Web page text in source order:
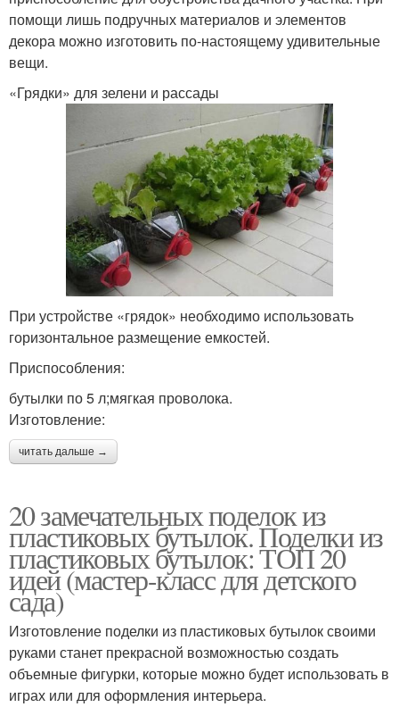
помощи лишь подручных материалов и элементов
декора можно изготовить по-настоящему удивительные
вещи.
«Грядки» для зелени и рассады
При устройстве «грядок» необходимо использовать
горизонтальное размещение емкостей.
Приспособления:
бутылки по 5 л;мягкая проволока.
Изготовление:
читать дальше →
20 замечательных поделок из
пластиковых бутылок. Поделки из
пластиковых бутылок: ТОП 20
идей (мастер-класс для детского
сада)
Изготовление поделки из пластиковых бутылок своими
руками станет прекрасной возможностью создать
объемные фигурки, которые можно будет использовать в
играх или для оформления интерьера.